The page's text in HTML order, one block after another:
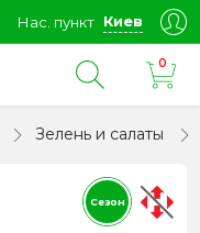
Нас. пункт Киев
0
Зелень и салаты
Сезон